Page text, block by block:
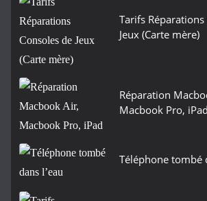
Tarifs
Jeux (Carte mère)
Réparation
Macbook Pro, iPad
Téléphone tombé